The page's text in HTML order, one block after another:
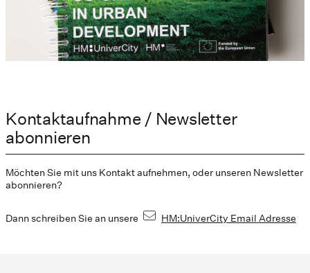
Kontaktaufnahme / Newsletter
abonnieren
Möchten Sie mit uns Kontakt aufnehmen, oder unseren Newsletter
abonnieren?
Dann schreiben Sie an unsere HM:UniverCity Email Adresse